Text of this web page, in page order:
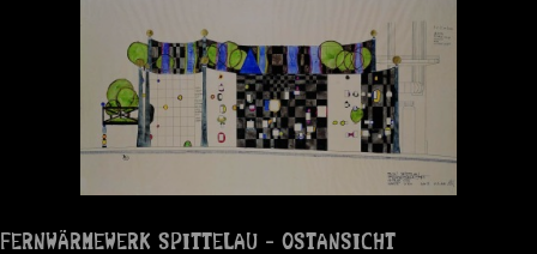
FERNWÄRMEWERK SPITTELAU - OSTANSICHT